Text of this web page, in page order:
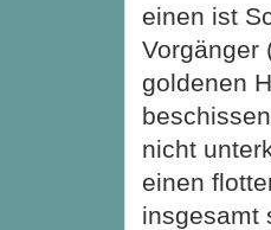
einen ist
Vorgänger
goldenen
nicht
einen
insgesamt